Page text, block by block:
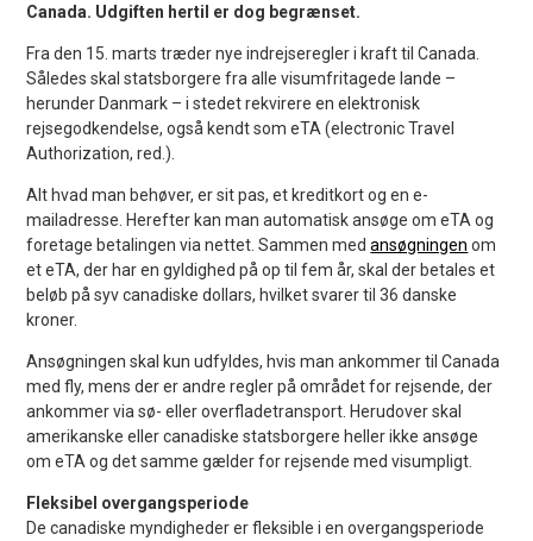
Canada. Udgiften hertil er dog begrænset.
Fra den 15. marts træder nye indrejseregler i kraft til Canada.
Således skal statsborgere fra alle visumfritagede lande –
herunder Danmark – i stedet rekvirere en elektronisk
rejsegodkendelse, også kendt som eTA (electronic Travel
Authorization, red.).
Alt hvad man behøver, er sit pas, et kreditkort og en e-
mailadresse. Herefter kan man automatisk ansøge om eTA og
foretage betalingen via nettet. Sammen medansøgningen om
et eTA, der har en gyldighed på op til fem år, skal der betales et
beløb på syv canadiske dollars, hvilket svarer til 36 danske
kroner.
Ansøgningen skal kun udfyldes, hvis man ankommer til Canada
med fly, mens der er andre regler på området for rejsende, der
ankommer via sø- eller overfladetransport. Herudover skal
amerikanske eller canadiske statsborgere heller ikke ansøge
om eTA og det samme gælder for rejsende med visumpligt.
Fleksibel overgangsperiode
De canadiske myndigheder er fleksible i en overgangsperiode